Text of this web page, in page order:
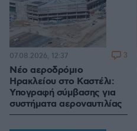
Νέο αεροδρόμιο
Ηρακλείου στο Καστέλι:
Υπογραφή σύμβασης για
συστήματα αεροναυτιλίας
07.08.2026, 12:37 3